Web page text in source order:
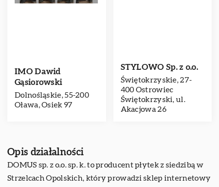
IMO Dawid
Gąsiorowski
Dolnośląskie, 55-200
Oława, Osiek 97
STYLOWO Sp. z o.o.
Świętokrzyskie, 27-
400 Ostrowiec
Świętokrzyski, ul.
Akacjowa 26
Opis działalności
DOMUS sp. z o.o. sp. k. to producent płytek z siedzibą w
Strzelcach Opolskich, który prowadzi sklep internetowy